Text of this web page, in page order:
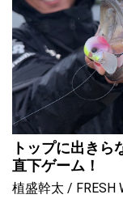
トップに出きら
直下ゲーム！
植盛幹太 FRESH